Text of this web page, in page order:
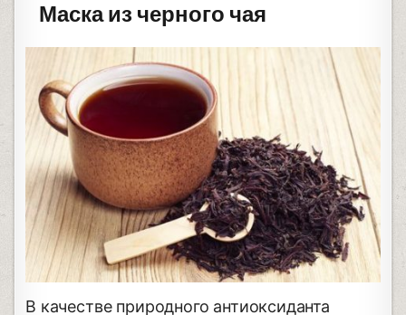
Маска из черного чая
В качестве природного антиоксиданта